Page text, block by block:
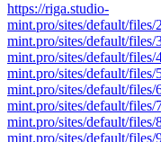
https://riga.studio-
mint.pro/sites/default/files/
mint.pro/sites/default/files/
mint.pro/sites/default/files/
mint.pro/sites/default/files/
mint.pro/sites/default/files/
mint.pro/sites/default/files/
mint.pro/sites/default/files/
mint.pro/sites/default/files/